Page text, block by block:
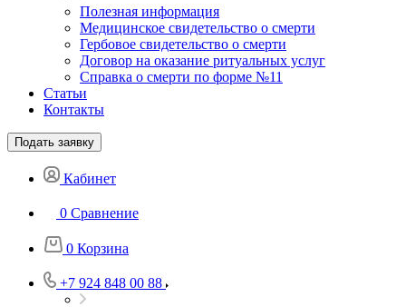
Полезная информация
Медицинское свидетельство о смерти
Гербовое свидетельство о смерти
Договор на оказание ритуальных услуг
Справка о смерти по форме №11
Статьи
Контакты
Подать заявку
Кабинет
0 Сравнение
0 Корзина
+7 924 848 00 88